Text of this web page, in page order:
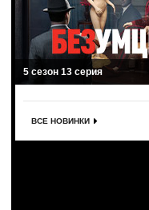
5 сезон 13 серия
ВСЕ НОВИНКИ